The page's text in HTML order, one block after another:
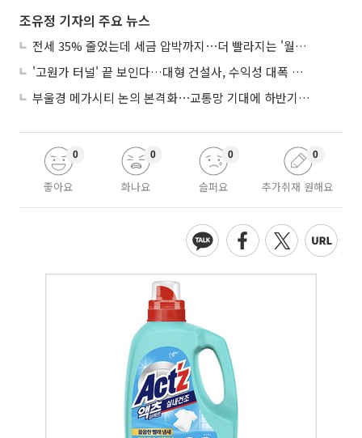
조유정 기자의 주요 뉴스
전세 35% 줄었는데 세금 압박까지⋯더 빨라지는 '월세화'
'고원가 터널' 끝 보인다…대형 건설사, 수익성 대폭 개선
부울경 메가시티 논의 본격화⋯교통망 기대에 하반기 분양시장 '주목'
좋아요
0
화나요
0
슬퍼요
0
추가취재 원해요
0